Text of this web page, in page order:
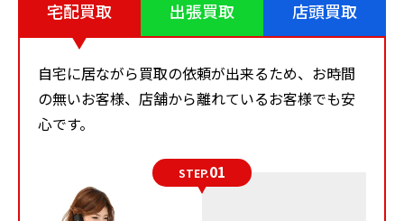
ここで、「SPEKTOR 1」と「DALI MENUET MR」の2つ
のモデルを紹介します。
「SPEKTOR 1」は、周波数特性や入力感度が優れてお
り、推奨アンプ出力が40～100Wと広範囲に対応してい
21mmで、サイズの割には大きな響きを持ち、高いHi-Fi
サウンドを追求したコンパクトスピーカーといえます。
宅配買取 出張買取 店頭買取
自宅に居ながら買取の依頼が出来るため、お時間
の無いお客様、店舗から離れているお客様でも安
心です。
STEP.01